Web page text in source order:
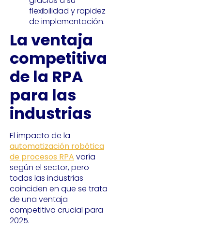
flexibilidad y rapidez
de implementación.
La ventaja
competitiva
de la RPA
para las
industrias
El impacto de la
automatización robótica
de procesos RPA varía
según el sector, pero
todas las industrias
coinciden en que se trata
de una ventaja
competitiva crucial para
2025.